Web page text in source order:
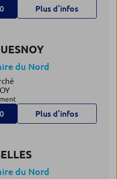
Plus d’infos
du Nord
Plus d’infos
du Nord